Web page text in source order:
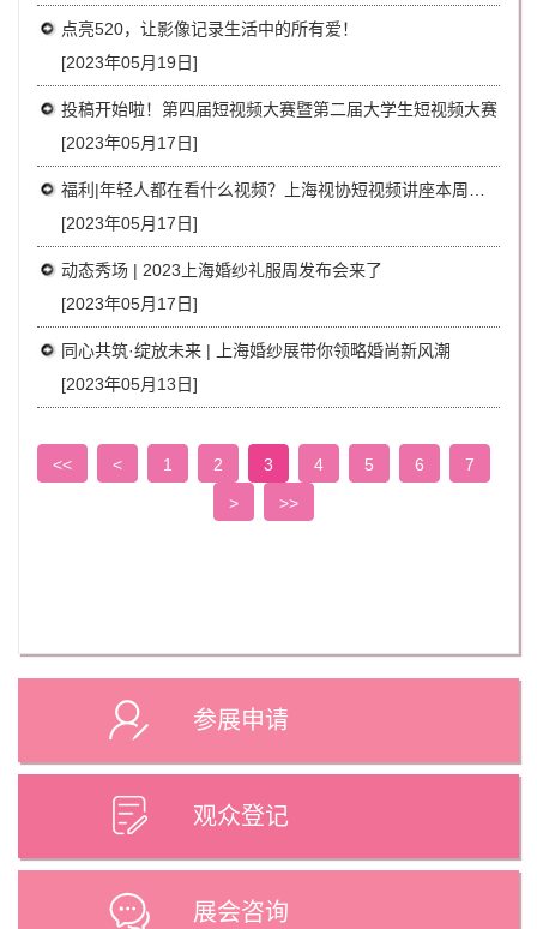
点亮520，让影像记录生活中的所有爱！
[2023年05月19日]
投稿开始啦！第四届短视频大赛暨第二届大学生短视频大赛
[2023年05月17日]
福利|年轻人都在看什么视频？上海视协短视频讲座本周五又开课啦！
[2023年05月17日]
动态秀场 | 2023上海婚纱礼服周发布会来了
[2023年05月17日]
同心共筑·绽放未来 | 上海婚纱展带你领略婚尚新风潮
[2023年05月13日]
<< < 1 2 3 4 5 6
7
>
>>
参展申请
观众登记
展会咨询